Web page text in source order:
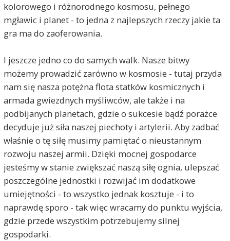
kolorowego i różnorodnego kosmosu, pełnego
mgławic i planet - to jedna z najlepszych rzeczy jakie ta
gra ma do zaoferowania.
I jeszcze jedno co do samych walk. Nasze bitwy
możemy prowadzić zarówno w kosmosie - tutaj przyda
nam się nasza potężna flota statków kosmicznych i
armada gwiezdnych myśliwców, ale także i na
podbijanych planetach, gdzie o sukcesie bądź porażce
decyduje już siła naszej piechoty i artylerii. Aby zadbać
właśnie o tę siłę musimy pamiętać o nieustannym
rozwoju naszej armii. Dzięki mocnej gospodarce
jesteśmy w stanie zwiększać naszą siłę ognia, ulepszać
poszczególne jednostki i rozwijać im dodatkowe
umiejętności - to wszystko jednak kosztuje - i to
naprawdę sporo - tak więc wracamy do punktu wyjścia,
gdzie przede wszystkim potrzebujemy silnej
gospodarki.